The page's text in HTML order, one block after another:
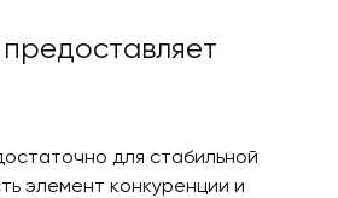
для стабильной
элемент конкуренции и